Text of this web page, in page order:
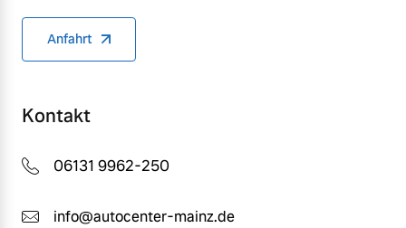
Anfahrt
Kontakt
06131 9962-250
info@autocenter-mainz.de